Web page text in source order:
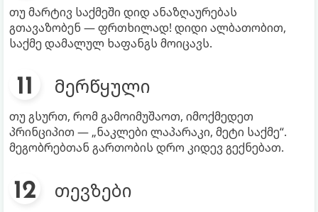
თუ მარტივ საქმეში დიდ ანაზღაურებას
გთავაზობენ — ფრთხილად! დიდი ალბათობით,
საქმე დამალულ ხაფანგს მოიცავს.
მერწყული
თუ გსურთ, რომ გამოიმუშაოთ, იმოქმედეთ
პრინციპით — „ნაკლები ლაპარაკი, მეტი საქმე“.
მეგობრებთან გართობის დრო კიდევ გექნებათ.
თევზები